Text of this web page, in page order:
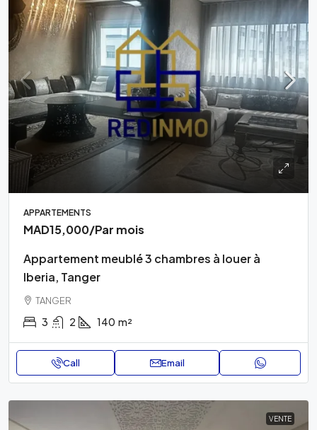
APPARTEMENTS
MAD15,000/Par mois
Appartement meublé 3 chambres à louer à
Iberia, Tanger
TANGER
3 2 140 m²
Call Email
VENTE